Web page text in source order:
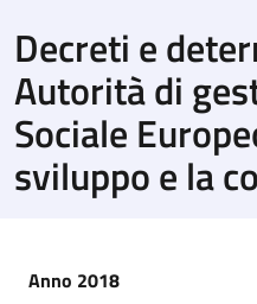
Decreti e
Autorità di
Sociale
sviluppo e la
Anno 2018